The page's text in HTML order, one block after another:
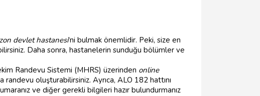
devlet hastanesi'ni bulmak önemlidir. Peki, size en
Daha sonra, hastanelerin sunduğu bölümler ve
Randevu Sistemi (MHRS) üzerinden online
oluşturabilirsiniz. Ayrıca, ALO 182 hattını
ve diğer gerekli bilgileri hazır bulundurmanız